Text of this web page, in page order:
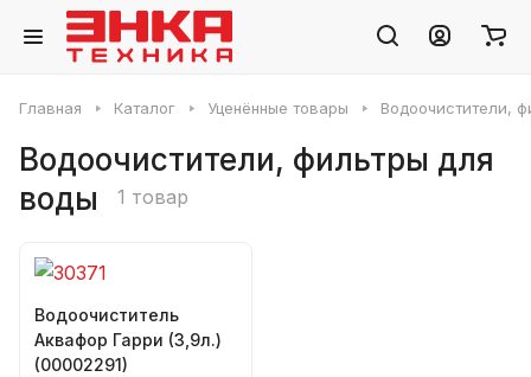
Главная Каталог Уценённые товары Водоочистители,
Водоочистители, фильтры для
воды
1 товар
Водоочиститель
Аквафор Гарри (3,9л.)
(00002291)